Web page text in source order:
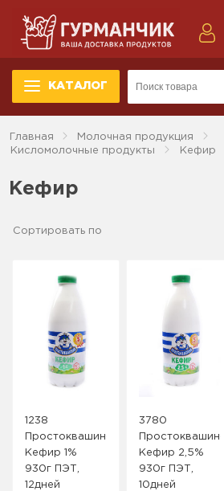
КАТАЛОГ
Главная
Молочная продукция
Кисломолочные продукты
Кефир
Кефир
Сортировать по
1238
Простоквашино
Кефир 1%
930г ПЭТ,
12дней
3780
Простоквашино
Кефир 2,5%
930г ПЭТ,
10дней